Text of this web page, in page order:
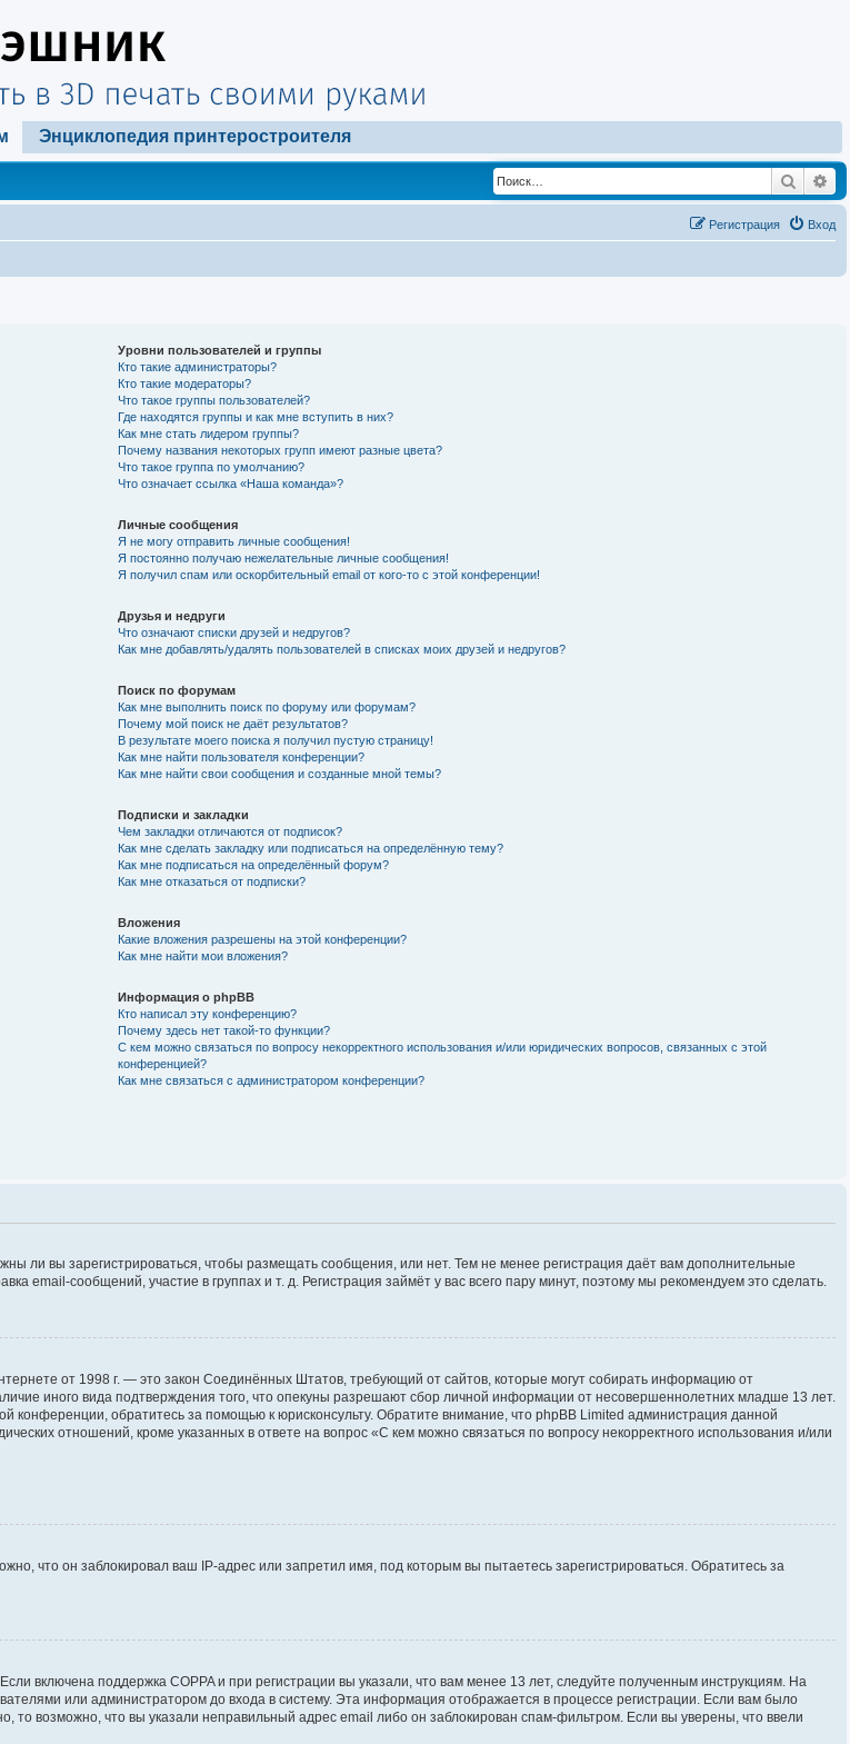
Энциклопедия принтеростроителя
Поиск
Вход
Регистрация
Уровни пользователей и группы
Кто такие администраторы?
Кто такие модераторы?
Что такое группы пользователей?
Где находятся группы и как мне вступить в них?
Как мне стать лидером группы?
Почему названия некоторых групп имеют разные цвета?
Что такое группа по умолчанию?
Что означает ссылка «Наша команда»?
Личные сообщения
Я не могу отправить личные сообщения!
Я постоянно получаю нежелательные личные сообщения!
Я получил спам или оскорбительный email от кого-то с этой конференции!
Друзья и недруги
Что означают списки друзей и недругов?
Как мне добавлять/удалять пользователей в списках моих друзей и недругов?
Поиск по форумам
Как мне выполнить поиск по форуму или форумам?
Почему мой поиск не даёт результатов?
В результате моего поиска я получил пустую страницу!
Как мне найти пользователя конференции?
Как мне найти свои сообщения и созданные мной темы?
Подписки и закладки
Чем закладки отличаются от подписок?
Как мне сделать закладку или подписаться на определённую тему?
Как мне подписаться на определённый форум?
Как мне отказаться от подписки?
Вложения
Какие вложения разрешены на этой конференции?
Как мне найти мои вложения?
Информация о phpBB
Кто написал эту конференцию?
Почему здесь нет такой-то функции?
С кем можно связаться по вопросу некорректного использования и/или юридических вопросов, связанных с этой
конференцией?
Как мне связаться с администратором конференции?
ли вы зарегистрироваться, чтобы размещать сообщения, или нет. Тем не менее регистрация даёт вам дополнительные
сообщений, участие в группах и т. д. Регистрация займёт у вас всего пару минут, поэтому мы рекомендуем это сделать.
от 1998 г. — это закон Соединённых Штатов, требующий от сайтов, которые могут собирать информацию от
иного вида подтверждения того, что опекуны разрешают сбор личной информации от несовершеннолетних младше 13 лет.
конференции, обратитесь за помощью к юрисконсульту. Обратите внимание, что phpBB Limited администрация данной
отношений, кроме указанных в ответе на вопрос «С кем можно связаться по вопросу некорректного использования и/или
что он заблокировал ваш IP-адрес или запретил имя, под которым вы пытаетесь зарегистрироваться. Обратитесь за
включена поддержка COPPA и при регистрации вы указали, что вам менее 13 лет, следуйте полученным инструкциям. На
или администратором до входа в систему. Эта информация отображается в процессе регистрации. Если вам было
возможно, что вы указали неправильный адрес email либо он заблокирован спам-фильтром. Если вы уверены, что ввели